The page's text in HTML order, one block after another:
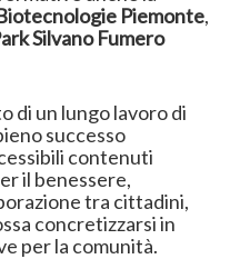
Piemonte,
Silvano Fumero
di un lungo lavoro di
successo
contenuti
il benessere,
tra cittadini,
concretizzarsi in
per la comunità.